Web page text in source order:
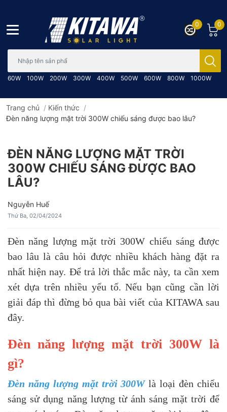
60W 100W 200W 300W 400W 500W 600W 800W 1000W
0
0
Trang chủ / Kiến thức /
Đèn năng lượng mặt trời 300W chiếu sáng được bao lâu?
ĐÈN NĂNG LƯỢNG MẶT TRỜI
300W CHIẾU SÁNG ĐƯỢC BAO
LÂU?
Nguyễn Huế
Thứ Ba, 02/04/2024
Đèn năng lượng mặt trời 300W chiếu sáng được
bao lâu là câu hỏi được nhiều khách hàng đặt ra
nhất hiện nay. Để trả lời thắc mắc này, ta cần xem
xét dựa trên nhiều yếu tố. Nếu bạn cũng cần lời
giải đáp thì đừng bỏ qua bài viết của KITAWA sau
đây.
Đèn năng lượng mặt trời 300W là
gì?
Đèn năng lượng mặt trời 300Wlà loại đèn chiếu
sáng sử dụng năng lượng từ ánh sáng mặt trời để